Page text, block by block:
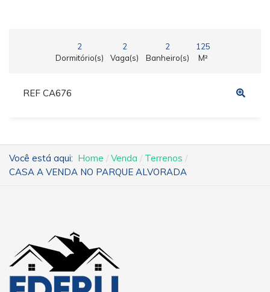
2
Dormitório(s)
2
Vaga(s)
2
Banheiro(s)
125
M²
REF CA676
Você está aqui: Home Venda
Terrenos
CASA A VENDA NO PARQUE ALVORADA